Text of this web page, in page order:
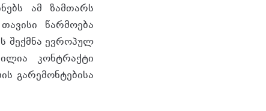
ამ ზამთარს
წარმოება
შექმნა ევროპულ
კონტრაქტი
გარემონტებისა